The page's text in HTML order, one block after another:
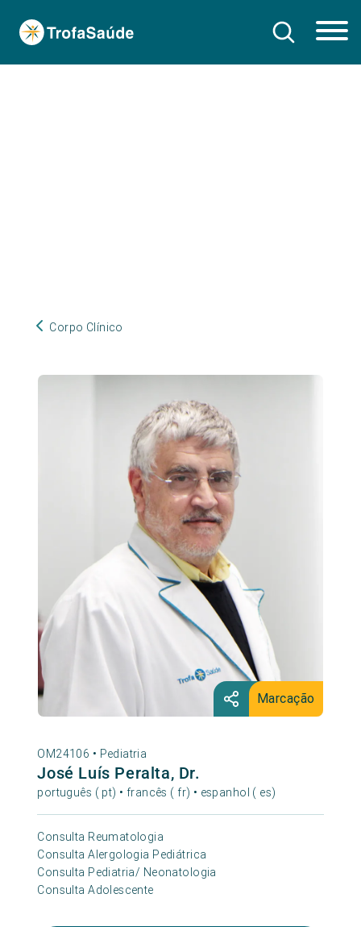
Corpo Clínico
Marcação
OM24106 • Pediatria
José Luís Peralta, Dr.
português ( pt) • francês ( fr) • espanhol ( es)
Consulta Reumatologia
Consulta Alergologia Pediátrica
Consulta Pediatria/ Neonatologia
Consulta Adolescente